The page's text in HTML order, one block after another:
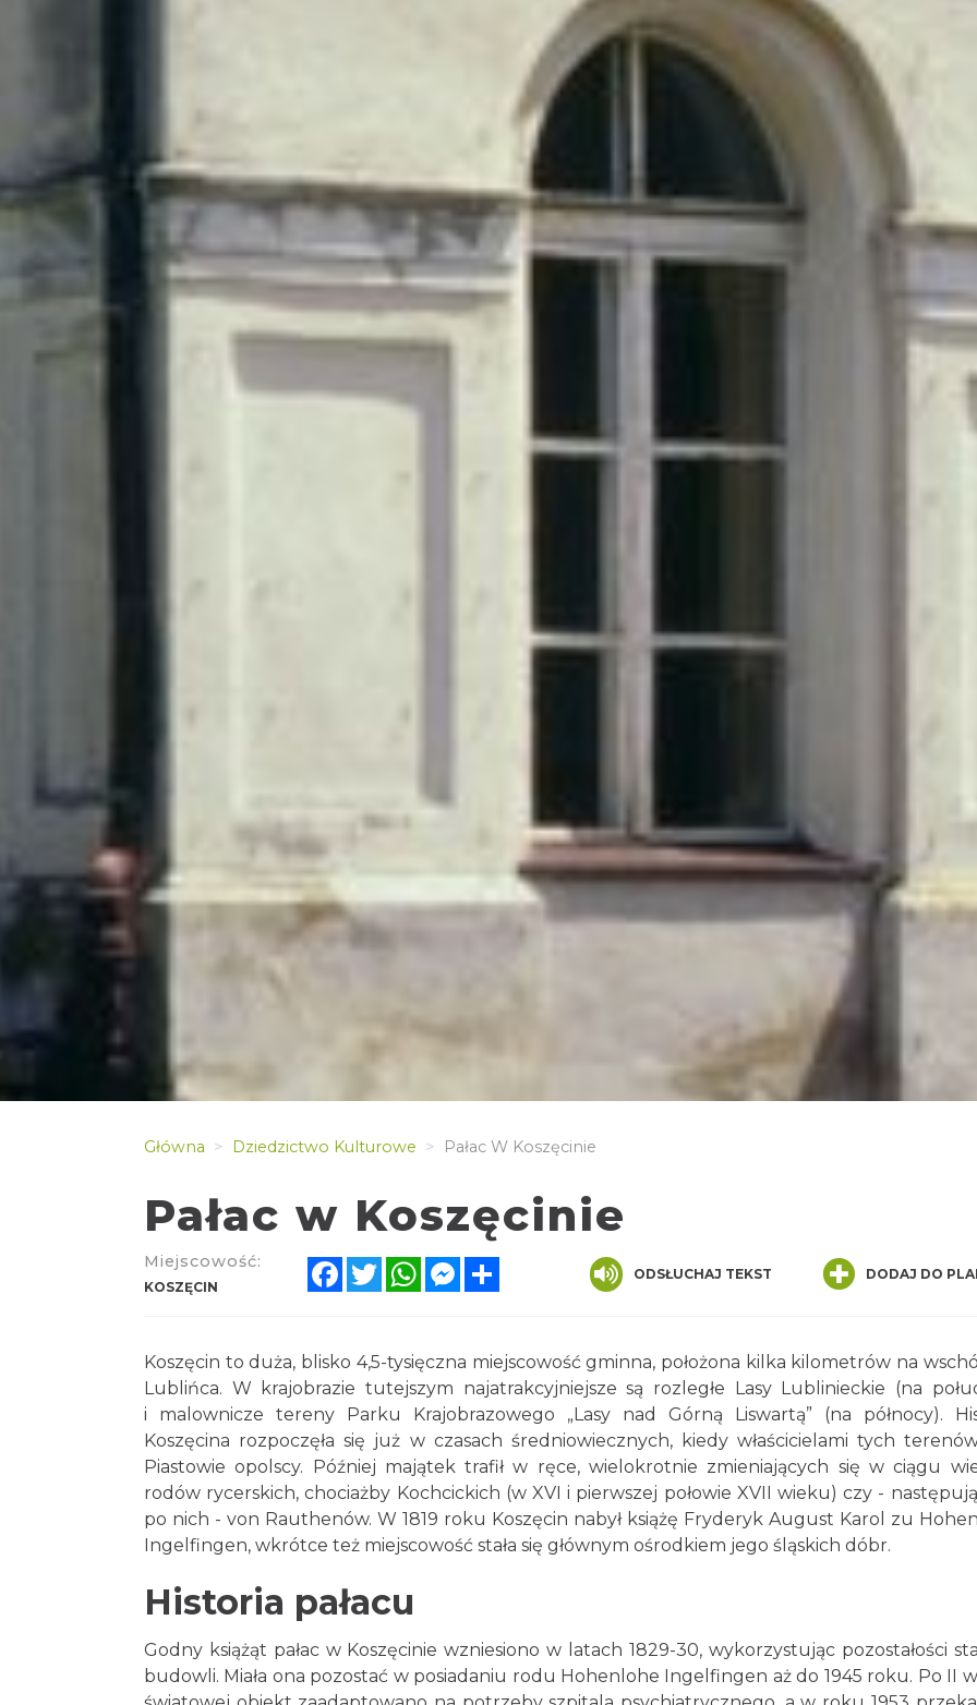
Główna Dziedzictwo Kulturowe Pałac W Koszęcinie
Pałac w Koszęcinie
Miejscowość:
KOSZĘCIN
FacebookTwitterWhatsAppMessenger ODSŁUCHAJ TEKST DODAJ DO
Koszęcin to duża, blisko 4,5-tysięczna miejscowość gminna, położona kilka kilometrów na
Lublińca. W krajobrazie tutejszym najatrakcyjniejsze są rozległe Lasy Lublinieckie (na
i malownicze tereny Parku Krajobrazowego „Lasy nad Górną Liswartą” (na północy).
Koszęcina rozpoczęła się już w czasach średniowiecznych, kiedy właścicielami tych
Piastowie opolscy. Później majątek trafił w ręce, wielokrotnie zmieniających się w ciągu
rodów rycerskich, chociażby Kochcickich (w XVI i pierwszej połowie XVII wieku) czy -
po nich - von Rauthenów. W 1819 roku Koszęcin nabył książę Fryderyk August Karol zu
Ingelfingen, wkrótce też miejscowość stała się głównym ośrodkiem jego śląskich dóbr.
Historia pałacu
Godny książąt pałac w Koszęcinie wzniesiono w latach 1829-30, wykorzystując pozostałości
budowli. Miała ona pozostać w posiadaniu rodu Hohenlohe Ingelfingen aż do 1945 roku. Po II